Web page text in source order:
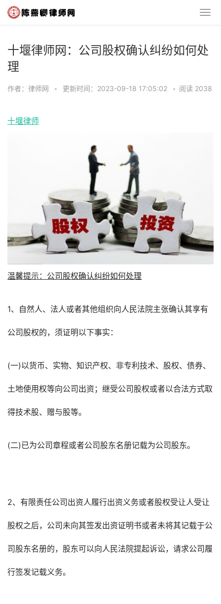
十堰律师网：公司股权确认纠纷如何处
理
作者：律师网 • 更新时间：2023-09-18 17:05:02 • 阅读 2038
十堰律师
温馨提示：公司股权确认纠纷如何处理
1、自然人、法人或者其他组织向人民法院主张确认其享有
公司股权的，须证明以下事实：
(一)以货币、实物、知识产权、非专利技术、股权、债券、
土地使用权等向公司出资；继受公司股权或者以合法方式取
得技术股、赠与股等。
(二)已为公司章程或者公司股东名册记载为公司股东。
2、有限责任公司出资人履行出资义务或者股权受让人受让
股权之后，公司未向其签发出资证明书或者未将其记载于公
司股东名册的，股东可以向人民法院提起诉讼，请求公司履
行签发记载义务。